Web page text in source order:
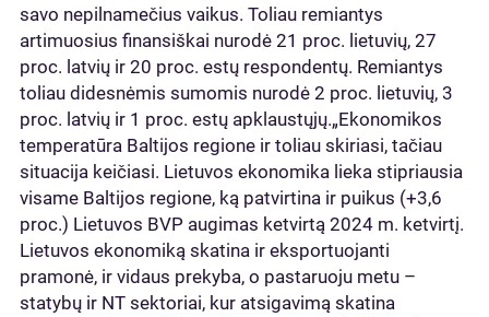
savo nepilnamečius vaikus. Toliau remiantys
artimuosius finansiškai nurodė 21 proc. lietuvių, 27
proc. latvių ir 20 proc. estų respondentų. Remiantys
toliau didesnėmis sumomis nurodė 2 proc. lietuvių, 3
proc. latvių ir 1 proc. estų apklaustųjų.„Ekonomikos
temperatūra Baltijos regione ir toliau skiriasi, tačiau
situacija keičiasi. Lietuvos ekonomika lieka stipriausia
visame Baltijos regione, ką patvirtina ir puikus (+3,6
proc.) Lietuvos BVP augimas ketvirtą 2024 m. ketvirtį.
Lietuvos ekonomiką skatina ir eksportuojanti
pramonė, ir vidaus prekyba, o pastaruoju metu –
statybų ir NT sektoriai, kur atsigavimą skatina